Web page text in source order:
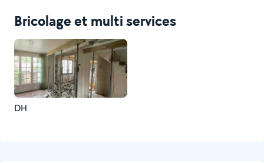
Bricolage et multi services
DH